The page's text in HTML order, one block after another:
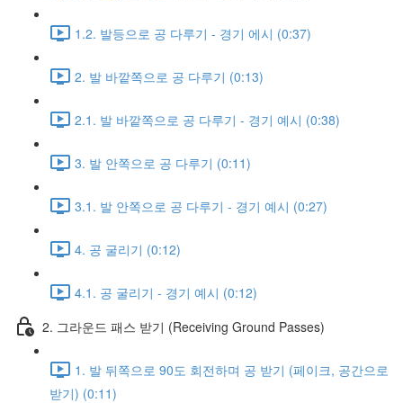
1.2. 발등으로 공 다루기 - 경기 에시 (0:37)
2. 발 바깥쪽으로 공 다루기 (0:13)
2.1. 발 바깥쪽으로 공 다루기 - 경기 예시 (0:38)
3. 발 안쪽으로 공 다루기 (0:11)
3.1. 발 안쪽으로 공 다루기 - 경기 예시 (0:27)
4. 공 굴리기 (0:12)
4.1. 공 굴리기 - 경기 예시 (0:12)
2. 그라운드 패스 받기 (Receiving Ground Passes)
1. 발 뒤쪽으로 90도 회전하며 공 받기 (페이크, 공간으로
받기) (0:11)